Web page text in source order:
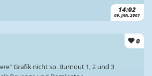
14:02
09. JAN. 2007
0
Grafik nicht so. Burnout 1, 2 und 3